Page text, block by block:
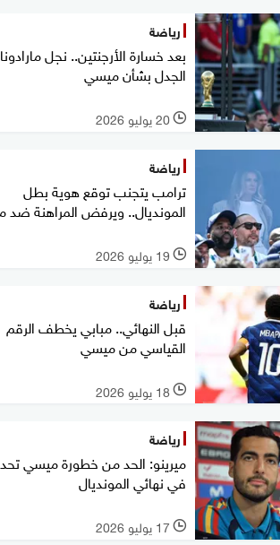
رياضة
بعد خسارة الأرجنتين.. نجل
الجدل بشأن ميسي
l 20 يوليو 2026
رياضة
ترامب يتجنب توقع هوية بطل
المونديال.. ويرفض المراهنة
l 19 يوليو 2026
رياضة
قبل النهائي.. مبابي يخطف الرقم
القياسي من ميسي
l 18 يوليو 2026
رياضة
ميرينو: الحد من خطورة ميسي
في نهائي المونديال
l 17 يوليو 2026